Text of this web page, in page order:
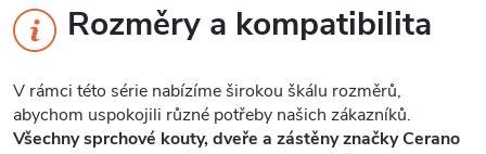
Rozměry a kompatibilita
V rámci této série nabízíme širokou škálu rozměrů,
abychom uspokojili různé potřeby našich zákazníků.
Všechny sprchové kouty, dveře a zástěny značky Cerano